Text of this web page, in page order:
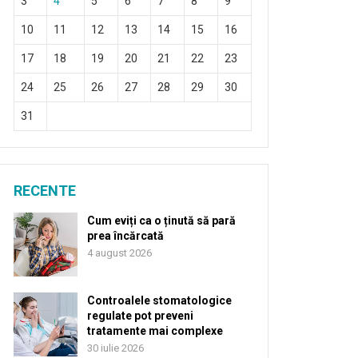
10 11 12 13 14 15 16
17 18 19 20 21 22 23
24 25 26 27 28 29 30
31
RECENTE
Cum eviți ca o ținută să pară
prea încărcată
4 august 2026
Controalele stomatologice
regulate pot preveni
tratamente mai complexe
30 iulie 2026